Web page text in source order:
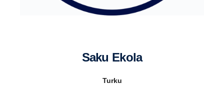
Saku Ekola
Turku